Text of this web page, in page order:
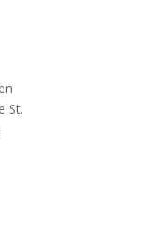
St.